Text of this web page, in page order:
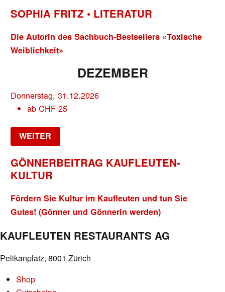
SOPHIA FRITZ • LITERATUR
Die Autorin des Sachbuch-Bestsellers «Toxische
Weiblichkeit»
DEZEMBER
Donnerstag, 31.12.2026
ab CHF25
WEITER
GÖNNERBEITRAG KAUFLEUTEN-
KULTUR
Fördern Sie Kultur im Kaufleuten und tun Sie
Gutes! (Gönner und Gönnerin werden)
KAUFLEUTEN RESTAURANTS AG
Pelikanplatz, 8001 Zürich
Shop